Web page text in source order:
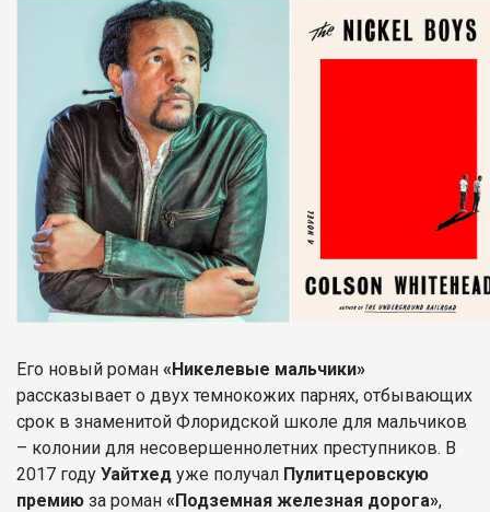
Его новый роман «Никелевые мальчики»
рассказывает о двух темнокожих парнях, отбывающих
срок в знаменитой Флоридской школе для мальчиков
– колонии для несовершеннолетних преступников. В
2017 году Уайтхед уже получал Пулитцеровскую
премию за роман «Подземная железная дорога»,